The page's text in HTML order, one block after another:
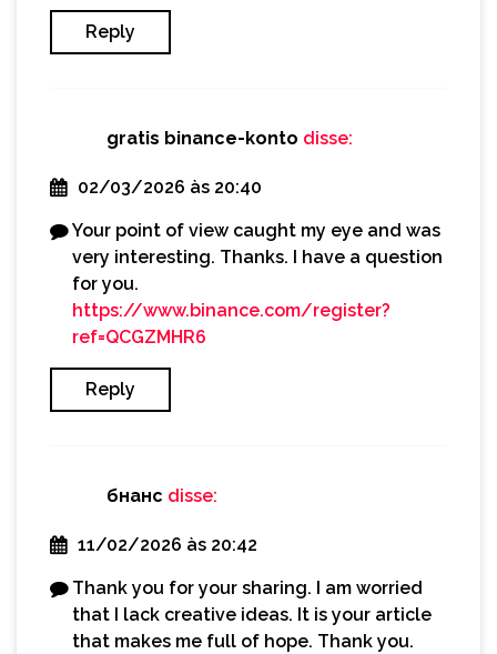
Reply
gratis binance-konto disse:
02/03/2026 às 20:40
Your point of view caught my eye and was
very interesting. Thanks. I have a question
for you.
https://www.binance.com/register?
ref=QCGZMHR6
Reply
бнанс disse:
11/02/2026 às 20:42
Thank you for your sharing. I am worried
that I lack creative ideas. It is your article
that makes me full of hope. Thank you.